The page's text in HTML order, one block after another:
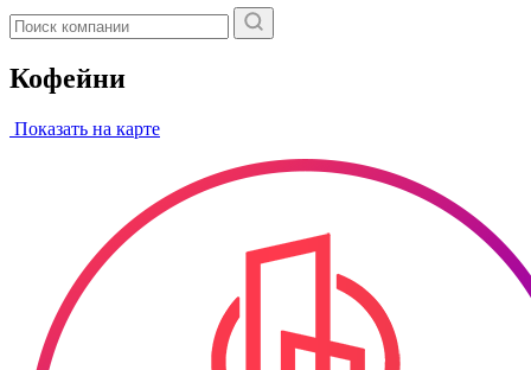
Кофейни
Показать на карте